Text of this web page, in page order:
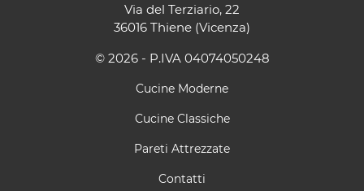
Via del Terziario, 22
36016 Thiene (Vicenza)
© 2026 - P.IVA 04074050248
Cucine Moderne
Cucine Classiche
Pareti Attrezzate
Contatti